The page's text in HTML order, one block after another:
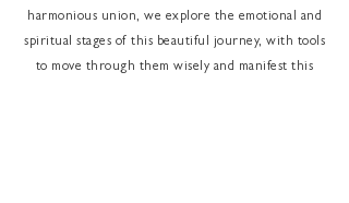
harmonious union, we explore the emotional and
spiritual stages of this beautiful journey, with tools
to move through them wisely and manifest this